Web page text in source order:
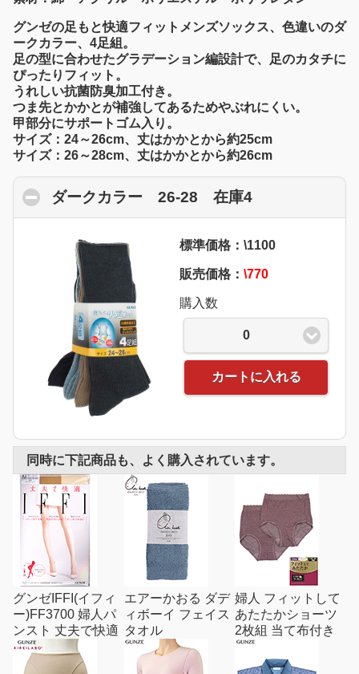
グンゼの足もと快適フィットメンズソックス、色違いのダ
ークカラー、4足組。
足の型に合わせたグラデーション編設計で、足のカタチに
ぴったりフィット。
うれしい抗菌防臭加工付き。
つま先とかかとが補強してあるためやぶれにくい。
甲部分にサポートゴム入り。
サイズ：24～26cm、丈はかかとから約25cm
サイズ：26～28cm、丈はかかとから約26cm
ダークカラー 26-28 在庫4click to
標準価格：\1100
販売価格： \770
購入数
0
カートに入れる
同時に下記商品も、よく購入されています。
グンゼIFFI(イフィ
ー)FF3700 婦人パ
ンスト 丈夫で快適
エアーかおる ダデ
ィボーイ フェイス
タオル
婦人 フィットして
あたたかショーツ
2枚組 当て布付き